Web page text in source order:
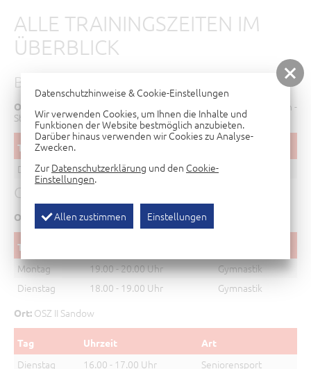
ALLE TRAININGSZEITEN IM
ÜBERBLICK
BADMINTON
Ort:
Turnhalle 17. Grundschule "Wilhelm Neovigt", Klarer - Zetkin -
Str., 03046 Cottbus
Tag
Donnerstag 19.00 - 22.00 Uhr
GYMNASTIK
Ort: Turnhalle Lutherstr.
Tag
Montag 19.00 - 20.00 Uhr
Gymnastik
Dienstag
18.00 - 19.00 Uhr Gymnastik
Ort: OSZ II Sandow
Tag Uhrzeit Art
Dienstag 16.00 - 17.00 Uhr Seniorensport
Datenschutzhinweise & Cookie-Einstellungen
Wir verwenden Cookies, um Ihnen die Inhalte und
Funktionen der Website bestmöglich anzubieten.
Darüber hinaus verwenden wir Cookies zu Analyse-
Zwecken.
Zur Datenschutzerklärung und den Cookie-
Einstellungen.
Allen zustimmen Einstellungen